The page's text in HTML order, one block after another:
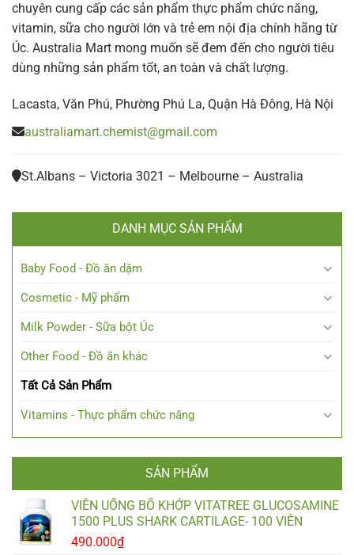
chuyên cung cấp các sản phẩm thực phẩm chức năng,
vitamin, sữa cho người lớn và trẻ em nội địa chính hãng từ
Úc. Australia Mart mong muốn sẽ đem đến cho người tiêu
dùng những sản phẩm tốt, an toàn và chất lượng.
Lacasta, Văn Phú, Phường Phú La, Quận Hà Đông, Hà Nội
australiamart.chemist@gmail.com
St.Albans – Victoria 3021 – Melbourne – Australia
DANH MỤC SẢN PHẨM
Baby Food - Đồ ăn dặm
Cosmetic - Mỹ phẩm
Milk Powder - Sữa bột Úc
Other Food - Đồ ăn khác
Tất Cả Sản Phẩm
Vitamins - Thực phẩm chức năng
SẢN PHẨM
VIÊN UỐNG BỔ KHỚP VITATREE GLUCOSAMINE
1500 PLUS SHARK CARTILAGE- 100 VIÊN
490.000₫